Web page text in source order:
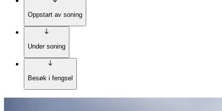
Oppstart av soning
Under soning
Besøk i fengsel